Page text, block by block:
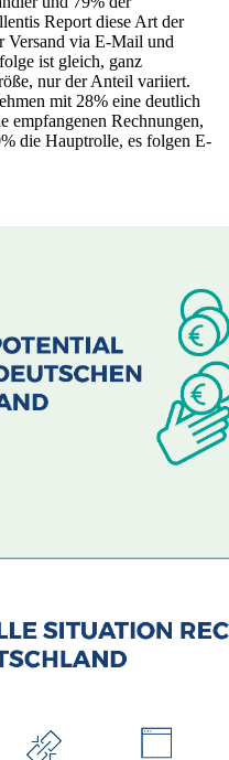
Report diese Art der
Versand via E-Mail und
ist gleich, ganz
nur der Anteil variiert.
mit 28% eine deutlich
empfangenen Rechnungen,
die Hauptrolle, es folgen E-